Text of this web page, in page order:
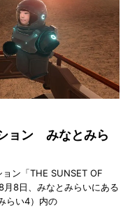
ョン みなとみら
ン「THE SUNSET OF
8日、みなとみらいにある
らい4）内の